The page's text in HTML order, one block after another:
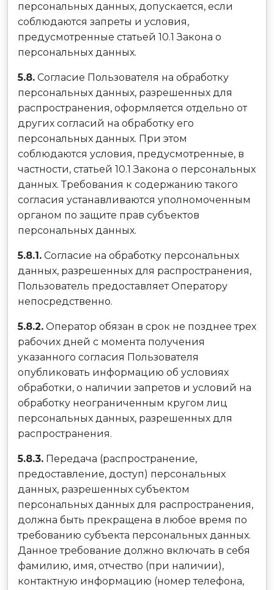
персональных данных, допускается, если
соблюдаются запреты и условия,
предусмотренные статьей 10.1 Закона о
персональных данных.
5.8. Согласие Пользователя на обработку
персональных данных, разрешенных для
распространения, оформляется отдельно от
других согласий на обработку его
персональных данных. При этом
соблюдаются условия, предусмотренные, в
частности, статьей 10.1 Закона о персональных
данных. Требования к содержанию такого
согласия устанавливаются уполномоченным
органом по защите прав субъектов
персональных данных.
5.8.1. Согласие на обработку персональных
данных, разрешенных для распространения,
Пользователь предоставляет Оператору
непосредственно.
5.8.2. Оператор обязан в срок не позднее трех
рабочих дней с момента получения
указанного согласия Пользователя
опубликовать информацию об условиях
обработки, о наличии запретов и условий на
обработку неограниченным кругом лиц
персональных данных, разрешенных для
распространения.
5.8.3. Передача (распространение,
предоставление, доступ) персональных
данных, разрешенных субъектом
персональных данных для распространения,
должна быть прекращена в любое время по
требованию субъекта персональных данных.
Данное требование должно включать в себя
фамилию, имя, отчество (при наличии),
контактную информацию (номер телефона,